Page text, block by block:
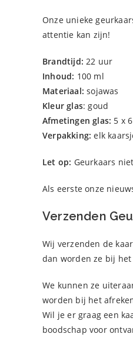
Onze unieke
attentie kan zijn!
Brandtijd: 22 uur
Inhoud: 100 ml
Materiaal: sojawas
Kleur glas: goud
Afmetingen glas: 5 x
Verpakking:elk
Let op: Geurkaars
Als eerste onze
Verzenden
Wij verzenden de
dan worden ze bij het
We kunnen ze
worden bij het
Wil je er graag een
boodschap voor